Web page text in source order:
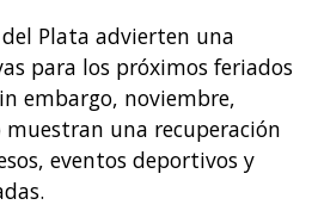
Plata advierten una
para los próximos feriados
embargo, noviembre,
una recuperación
eventos deportivos y